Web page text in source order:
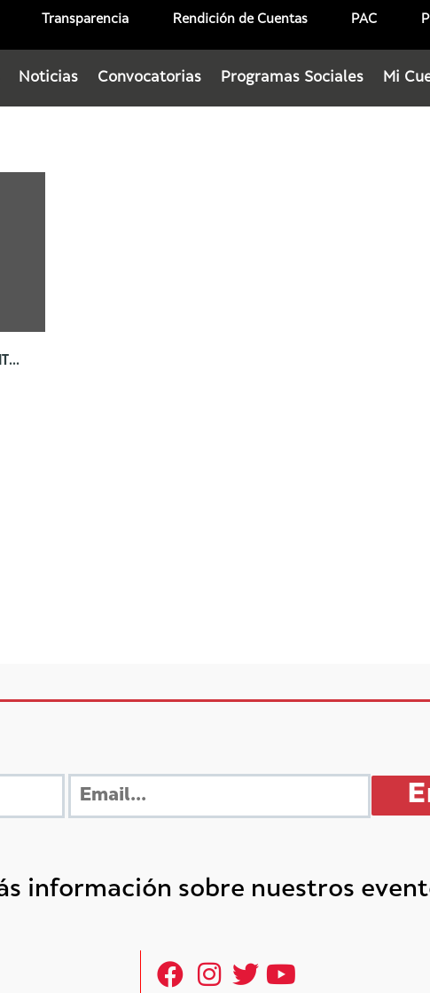
Transparencia Rendición de Cuentas PAC
Noticias Convocatorias Programas Sociales Mi
LITERAL H) RESULTADOS DE AUDITORÍAS INTERNAS Y GUBERNAMENTALES
información sobre nuestros